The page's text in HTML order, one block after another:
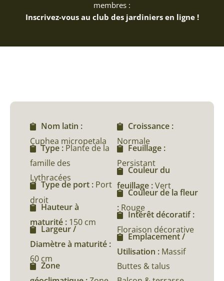
membres :
Inscrivez-vous au club des jardiniers en ligne !
Nom latin :
Cuphea micropetala
Type : Plante de la
famille des
Lythracées
Type de port : Port
droit
Hauteur à
maturité : 150 cm
Largeur /
Diamètre à maturité :
60 cm
Zone
Croissance :
Normale
Feuillage :
Persistant
Couleur du
feuillage :Vert
Couleur de la fleur
: Rouge
Intérêt décoratif :
Floraison décorative
Emplacement /
Utilisation : Massif
Buttes & talus